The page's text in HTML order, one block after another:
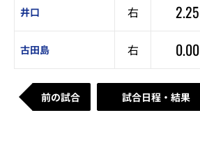
井口 右 2.25
古田島 右 0.00
前の試合 試合日程・結果